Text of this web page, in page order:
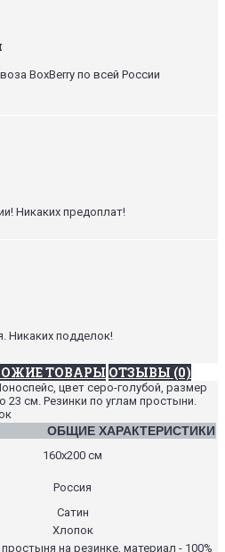
BoxBerry по всей России
Никаких предоплат!
Никаких подделок!
ТОВАРЫ ОТЗЫВЫ (0)
цвет серо-голубой, размер
см. Резинки по углам простыни.
ОБЩИЕ ХАРАКТЕРИСТИКИ
160х200 см
Россия
Сатин
Хлопок
на резинке, материал - 100%